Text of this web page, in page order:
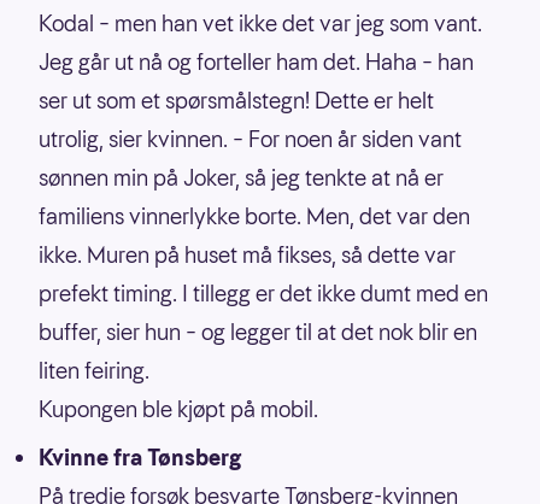
Kodal – men han vet ikke det var jeg som vant.
Jeg går ut nå og forteller ham det. Haha – han
ser ut som et spørsmålstegn! Dette er helt
utrolig, sier kvinnen. – For noen år siden vant
sønnen min på Joker, så jeg tenkte at nå er
familiens vinnerlykke borte. Men, det var den
ikke. Muren på huset må fikses, så dette var
prefekt timing. I tillegg er det ikke dumt med en
buffer, sier hun – og legger til at det nok blir en
liten feiring.
Kupongen ble kjøpt på mobil.
Kvinne fra Tønsberg
På tredje forsøk besvarte Tønsberg-kvinnen